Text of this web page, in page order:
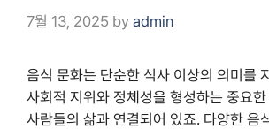
7월 13, 2025 by admin
음식 문화는 단순한 식사 이상의 의미를
사회적 지위와 정체성을 형성하는 중요
사람들의 삶과 연결되어 있죠. 다양한 음